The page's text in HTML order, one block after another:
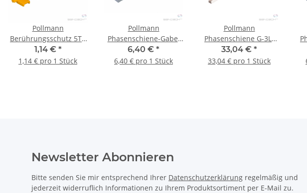
Pollmann
Berührungsschutz 5TE
für MINILINE - 1 Stk.
1,14 € *
1,14 € pro 1 Stück
Pollmann
Phasenschiene-Gabel
12-teilig, 10 mm². 3-
polig - 1 Stk.
6,40 € *
6,40 € pro 1 Stück
Pollmann
Phasenschiene G-3L-
1000/10 C
33,04 € *
33,04 € pro 1 Stück
Newsletter Abonnieren
Bitte senden Sie mir entsprechend Ihrer Datenschutzerklärung regelmäßig und
jederzeit widerruflich Informationen zu Ihrem Produktsortiment per E-Mail zu.